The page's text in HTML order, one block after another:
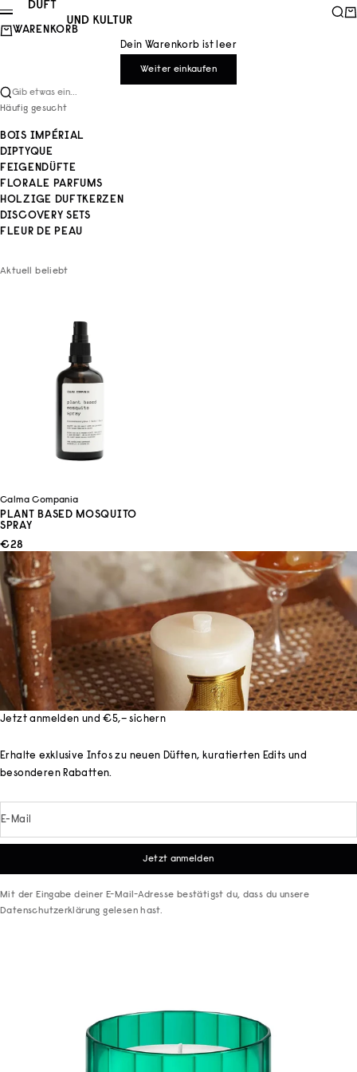
Zum Inhalt springen
Duft und Kultur
Menü
WARENKORB
Dein Warenkorb ist leer
Weiter einkaufen
Gib etwas ein...
Häufig gesucht
BOIS IMPÉRIAL
DIPTYQUE
FEIGENDÜFTE
FLORALE PARFUMS
HOLZIGE DUFTKERZEN
DISCOVERY SETS
FLEUR DE PEAU
Aktuell beliebt
Calma Compania
PLANT BASED MOSQUITO
SPRAY
ANGEBOT
€28
Jetzt anmelden und €5,– sichern
Erhalte exklusive Infos zu neuen Düften, kuratierten Edits und
besonderen Rabatten.
E-Mail
Jetzt anmelden
Mit der Eingabe deiner E-Mail-Adresse bestätigst du, dass du unsere
Datenschutzerklärung gelesen hast.